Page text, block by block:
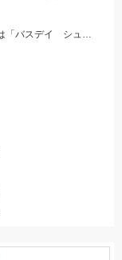
根魚は「ジーク Rサーディン10ｇ」、ヒラスズキは「バスデイ シュガペン70Ｆ」が好調！